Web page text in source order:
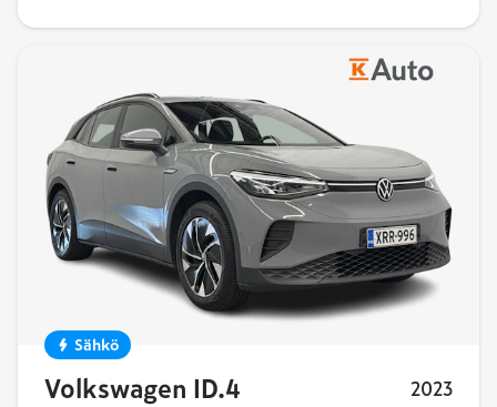
Sähkö
Volkswagen ID.4 2023